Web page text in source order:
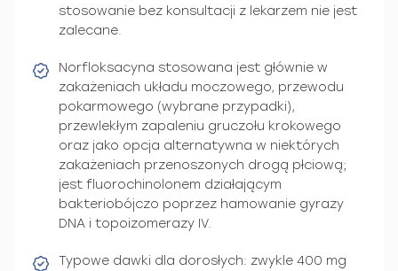
stosowanie bez konsultacji z lekarzem nie jest
zalecane.
Norfloksacyna stosowana jest głównie w
zakażeniach układu moczowego, przewodu
pokarmowego (wybrane przypadki),
przewlekłym zapaleniu gruczołu krokowego
oraz jako opcja alternatywna w niektórych
zakażeniach przenoszonych drogą płciową;
jest fluorochinolonem działającym
bakteriobójczo poprzez hamowanie gyrazy
DNA i topoizomerazy IV.
Typowe dawki dla dorosłych: zwykle 400 mg